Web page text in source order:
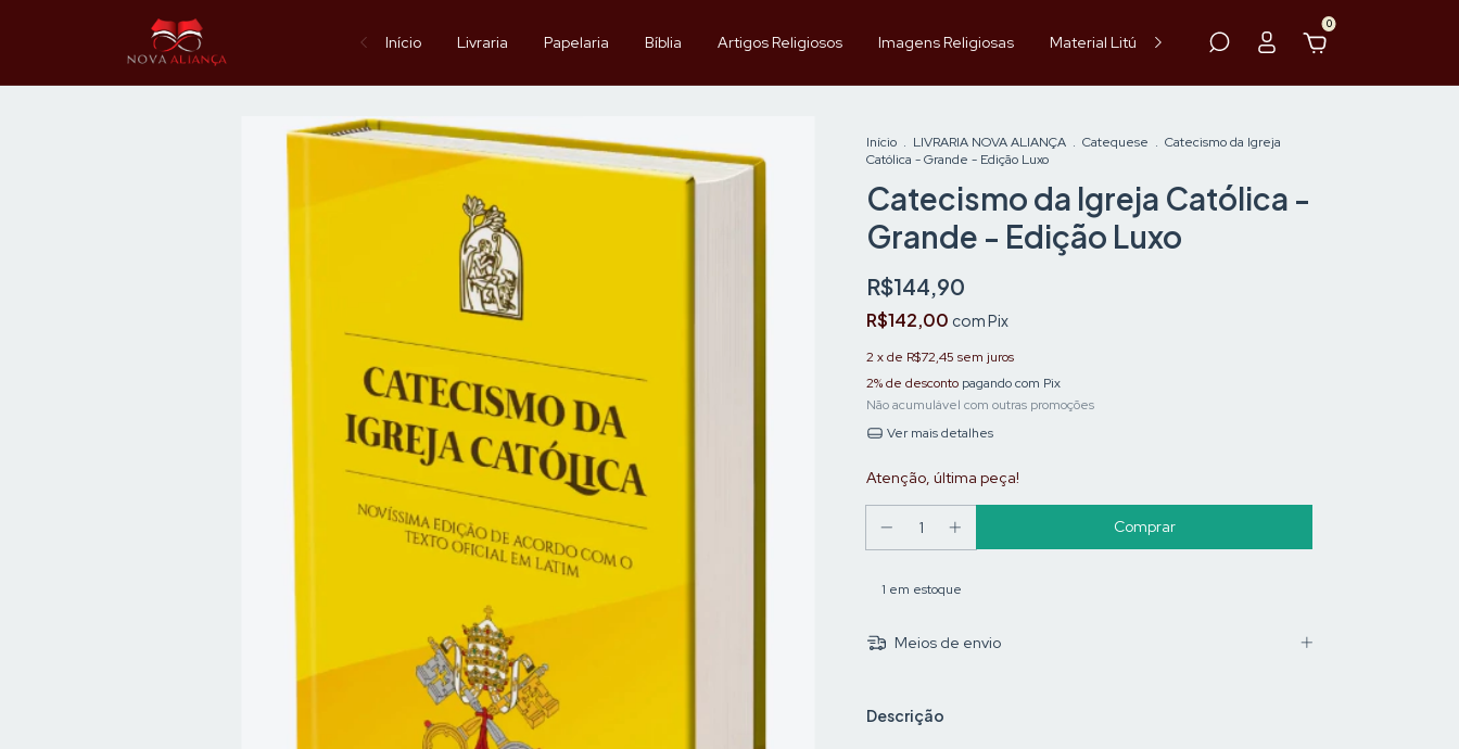
Início Livraria Papelaria Bíblia Artigos Religiosos Imagens Religiosas Material Litúrgico Paramentos
0
Início . LIVRARIA NOVA ALIANÇA . Catequese . Catecismo da Igreja
Católica - Grande - Edição Luxo
Catecismo da Igreja Católica -
Grande - Edição Luxo
R$144,90
R$142,00 comPix
2 x de R$72,45 sem juros
2% de desconto pagando com Pix
Não acumulável com outras promoções
Ver mais detalhes
Atenção, última peça!
1 em estoque
Meios de envio
Descrição